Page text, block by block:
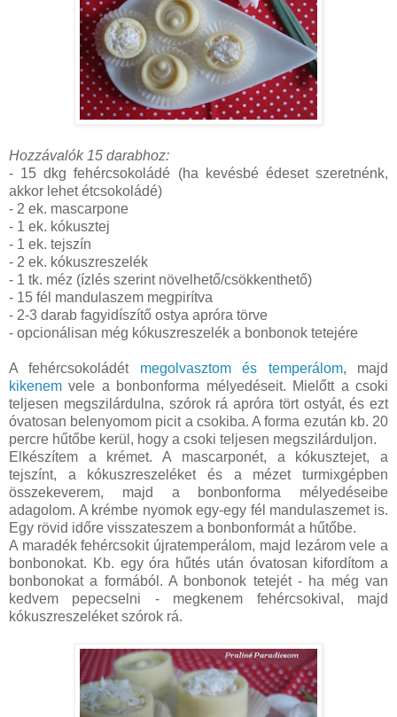
Hozzávalók 15 darabhoz:
- 15 dkg fehércsokoládé (ha kevésbé édeset szeretnénk,
akkor lehet étcsokoládé)
- 2 ek. mascarpone
- 1 ek. kókusztej
- 1 ek. tejszín
- 2 ek. kókuszreszelék
- 1 tk. méz (ízlés szerint növelhető/csökkenthető)
- 15 fél mandulaszem megpirítva
- 2-3 darab fagyidíszítő ostya apróra törve
- opcionálisan még kókuszreszelék a bonbonok tetejére
A fehércsokoládét megolvasztom és temperálom, majd
kikenem vele a bonbonforma mélyedéseit. Mielőtt a csoki
teljesen megszilárdulna, szórok rá apróra tört ostyát, és ezt
óvatosan belenyomom picit a csokiba. A forma ezután kb. 20
percre hűtőbe kerül, hogy a csoki teljesen megszilárduljon.
Elkészítem a krémet. A mascarponét, a kókusztejet, a
tejszínt, a kókuszreszeléket és a mézet turmixgépben
összekeverem, majd a bonbonforma mélyedéseibe
adagolom. A krémbe nyomok egy-egy fél mandulaszemet is.
Egy rövid időre visszateszem a bonbonformát a hűtőbe.
A maradék fehércsokit újratemperálom, majd lezárom vele a
bonbonokat. Kb. egy óra hűtés után óvatosan kifordítom a
bonbonokat a formából. A bonbonok tetejét - ha még van
kedvem pepecselni - megkenem fehércsokival, majd
kókuszreszeléket szórok rá.